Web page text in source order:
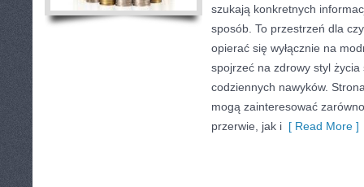
szukają konkretnych
sposób. To przestrzeń dla
opierać się wyłącznie na
spojrzeć na zdrowy styl
codziennych nawyków.
mogą zainteresować
przerwie, jak i [ Read More ]